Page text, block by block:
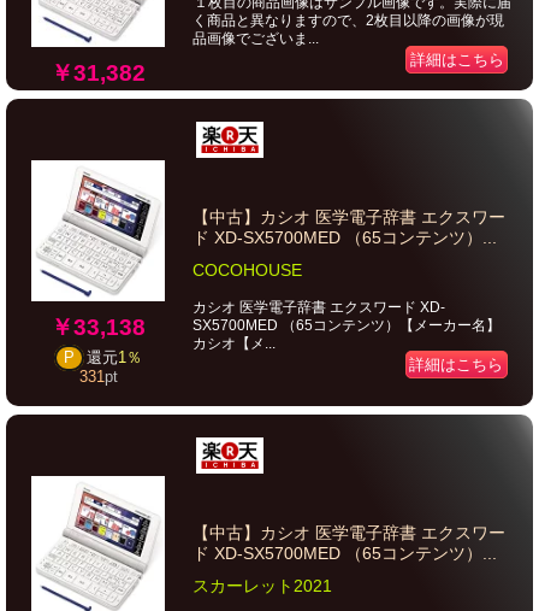
￥31,382
く商品と異なりますので、2枚目以降の画像が現
品画像でございま...
詳細はこちら
￥33,138
P 還元1％
331pt
【中古】カシオ 医学電子辞書 エクスワー
ド XD-SX5700MED （65コンテンツ）...
COCOHOUSE
カシオ 医学電子辞書 エクスワード XD-
SX5700MED （65コンテンツ）【メーカー名】
カシオ【メ...
詳細はこちら
【中古】カシオ 医学電子辞書 エクスワー
ド XD-SX5700MED （65コンテンツ）...
スカーレット2021